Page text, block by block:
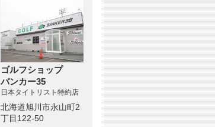
ゴルフショップ
バンカー35
日本タイトリスト特約店
北海道旭川市永山町2
丁目122-50